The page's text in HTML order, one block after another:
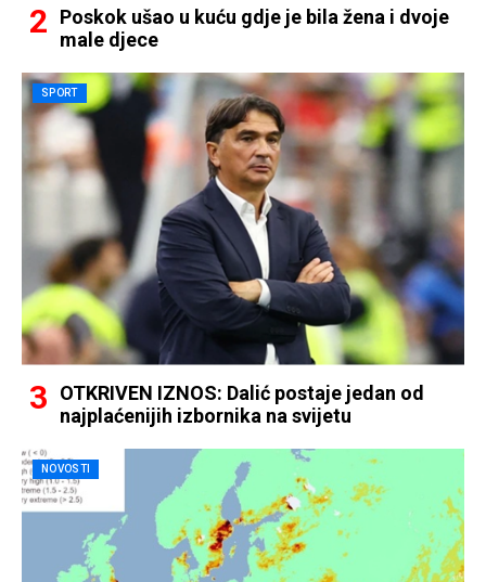
Poskok ušao u kuću gdje je bila žena i dvoje
male djece
SPORT
OTKRIVEN IZNOS: Dalić postaje jedan od
najplaćenijih izbornika na svijetu
NOVOSTI